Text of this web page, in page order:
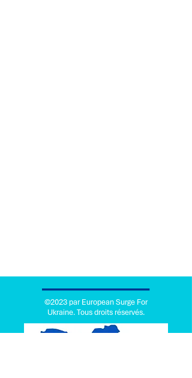
©2023 par European Surge For
Ukraine. Tous droits réservés.